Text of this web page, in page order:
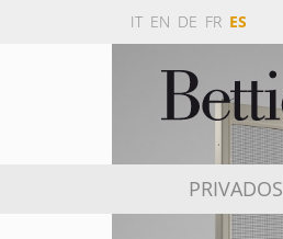
IT EN DE FR ES
PRIVADOS